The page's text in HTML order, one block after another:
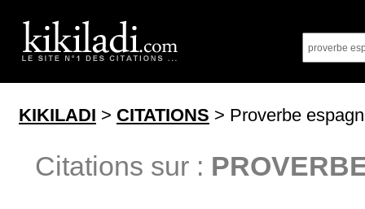
KIKILADI > CITATIONS > Proverbe
Citations sur :